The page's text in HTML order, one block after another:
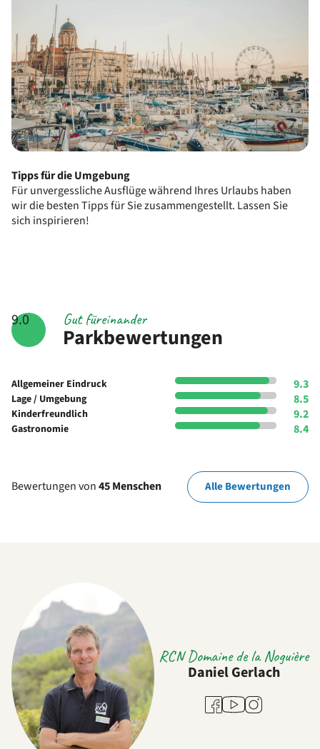
Tipps für die Umgebung
Für unvergessliche Ausflüge während Ihres Urlaubs haben
wir die besten Tipps für Sie zusammengestellt. Lassen Sie
sich inspirieren!
9.0
Parkbewertungen
Gut füreinander
Allgemeiner Eindruck 9.3
Lage / Umgebung 8.5
Kinderfreundlich 9.2
Gastronomie 8.4
Bewertungen von45 Menschen Alle Bewertungen
RCN Domaine de la Noguière
Daniel Gerlach
Facebook
YoutubeInstagram